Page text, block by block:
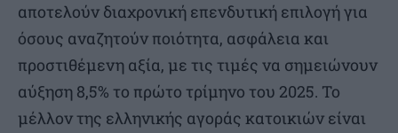
αποτελούν διαχρονική επενδυτική επιλογή για
όσους αναζητούν ποιότητα, ασφάλεια και
προστιθέμενη αξία, με τις τιμές να σημειώνουν
αύξηση 8,5% το πρώτο τρίμηνο του 2025. Το
μέλλον της ελληνικής αγοράς κατοικιών είναι